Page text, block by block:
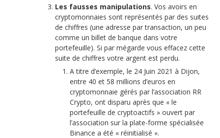
Les fausses manipulations. Vos avoirs en
cryptomonnaies sont représentés par des suites
de chiffres (une adresse par transaction, un peu
comme un billet de banque dans votre
portefeuille). Si par mégarde vous effacez cette
suite de chiffres votre argent est perdu.
A titre d’exemple, le 24 Juin 2021 à Dijon,
entre 40 et 58 millions d’euros en
cryptomonnaie gérés par l’association RR
Crypto, ont disparu après que « le
portefeuille de cryptoactifs » ouvert par
l’association sur la plate-forme spécialisée
Binance a été « réinitialisé ».